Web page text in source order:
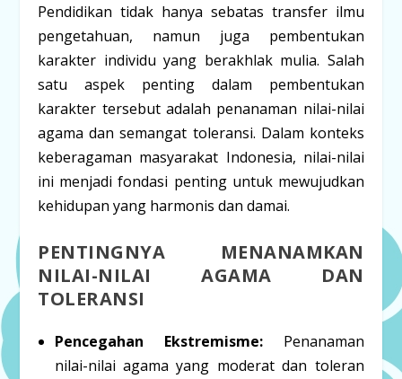
Pendidikan tidak hanya sebatas transfer ilmu
pengetahuan, namun juga pembentukan
karakter individu yang berakhlak mulia. Salah
satu aspek penting dalam pembentukan
karakter tersebut adalah penanaman nilai-nilai
agama dan semangat toleransi. Dalam konteks
keberagaman masyarakat Indonesia, nilai-nilai
ini menjadi fondasi penting untuk mewujudkan
kehidupan yang harmonis dan damai.
PENTINGNYA MENANAMKAN
NILAI-NILAI AGAMA DAN
TOLERANSI
Pencegahan Ekstremisme:Penanaman
nilai-nilai agama yang moderat dan toleran